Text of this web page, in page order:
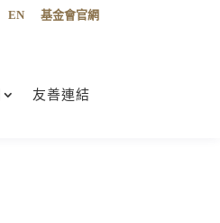
EN 基金會官網
友善連結